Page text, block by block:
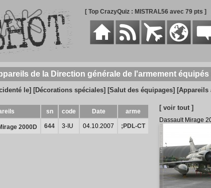
[ Top CrazyQuiz : MISTRAL56 avec 79 pts ]
de la Direction générale de l'armement
le] [Décorations spéciales] [Salut des équipages] [Appareils
sn code Date arme
2000D 644 3-IU 04.10.2007 ;PDL-CT
[ voir tout ]
Dassault Mirage